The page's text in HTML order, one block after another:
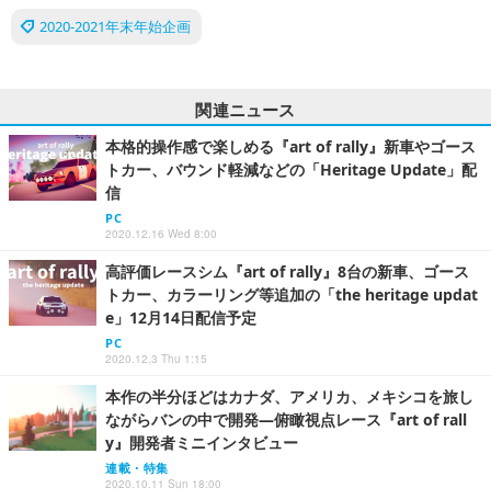
2020-2021年末年始企画
関連ニュース
本格的操作感で楽しめる『art of rally』新車やゴース
トカー、バウンド軽減などの「Heritage Update」配
信
PC
2020.12.16 Wed 8:00
高評価レースシム『art of rally』8台の新車、ゴース
トカー、カラーリング等追加の「the heritage updat
e」12月14日配信予定
PC
2020.12.3 Thu 1:15
本作の半分ほどはカナダ、アメリカ、メキシコを旅し
ながらバンの中で開発―俯瞰視点レース『art of rall
y』開発者ミニインタビュー
連載・特集
2020.10.11 Sun 18:00